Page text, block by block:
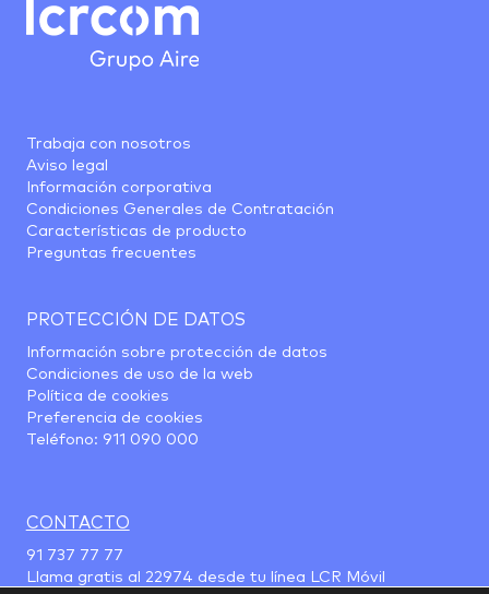
Trabaja con nosotros
Aviso legal
Información corporativa
Condiciones Generales de Contratación
Características de producto
Preguntas frecuentes
PROTECCIÓN DE DATOS
Información sobre protección de datos
Condiciones de uso de la web
Política de cookies
Preferencia de cookies
Teléfono: 911 090 000
CONTACTO
91 737 77 77
Llama gratis al 22974 desde tu línea LCR Móvil